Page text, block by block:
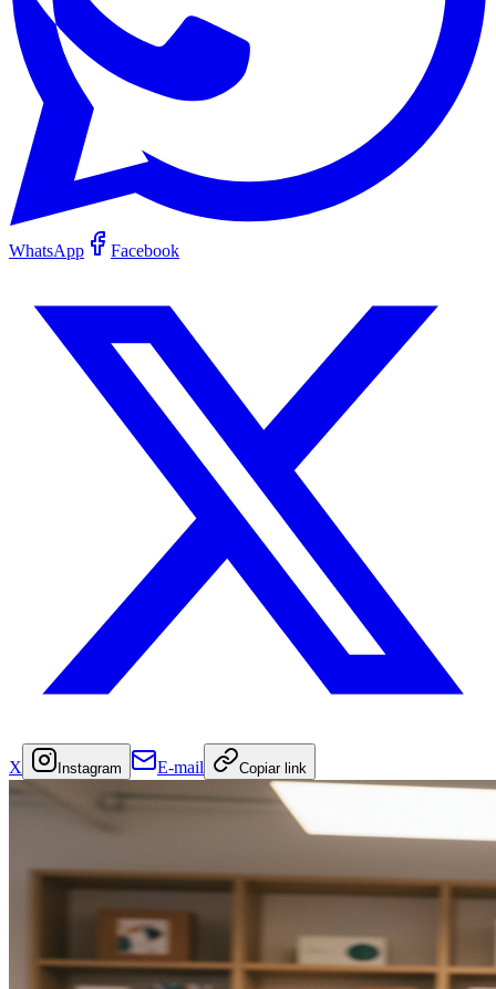
WhatsApp Facebook
X Instagram E-mail Copiar link